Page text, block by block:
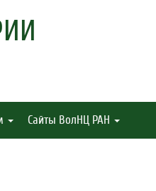
Сайты ВолНЦ РАН